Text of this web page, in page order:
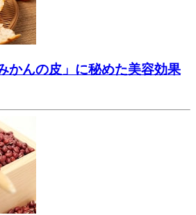
かんの皮」に秘めた美容効果